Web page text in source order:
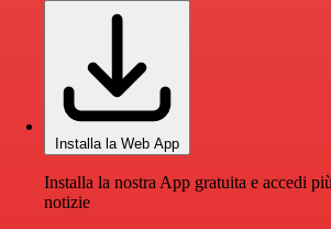
Installa la Web App
Installa la nostra App gratuita e accedi
notizie